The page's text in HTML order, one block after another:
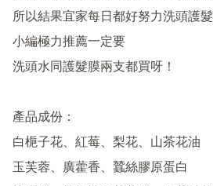
所以結果宜家每日都好努力洗頭護髮
小編極力推薦一定要
洗頭水同護髮膜兩支都買呀！
產品成份：
白梔子花、紅莓、梨花、山茶花油
玉芙蓉、廣藿香、蠶絲膠原蛋白